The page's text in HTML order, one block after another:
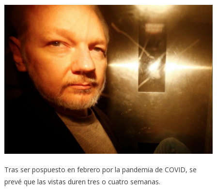
Tras ser pospuesto en febrero por la pandemia de COVID, se
prevé que las vistas duren tres o cuatro semanas.